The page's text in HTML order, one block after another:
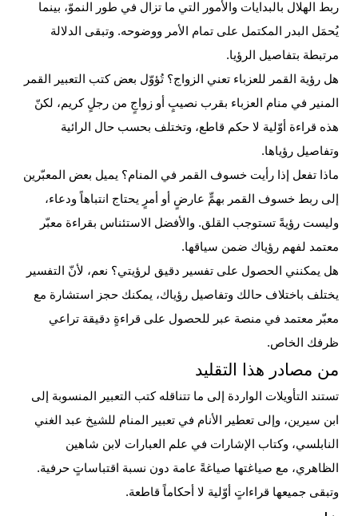
ربط الهلال بالبدايات والأمور التي ما تزال في طور النموّ، بينما
يُحمَل البدر المكتمل على تمام الأمر ووضوحه. وتبقى الدلالة
مرتبطة بتفاصيل الرؤيا.
هل رؤية القمر للعزباء تعني الزواج؟ تُؤوّل بعض كتب التعبير القمر
المنير في منام العزباء بقرب نصيبٍ أو زواجٍ من رجلٍ كريم، لكنّ
هذه قراءة أوّلية لا حكم قاطع، وتختلف بحسب حال الرائية
وتفاصيل رؤياها.
ماذا تفعل إذا رأيت خسوف القمر في المنام؟ يميل بعض المعبّرين
إلى ربط خسوف القمر بهمٍّ عارضٍ أو أمرٍ يحتاج انتباهاً ودعاء،
وليست رؤيةً تستوجب القلق. والأفضل الاستئناس بقراءة معبّر
معتمد لفهم رؤياك ضمن سياقها.
هل يمكنني الحصول على تفسير دقيق لرؤيتي؟ نعم، لأنّ التفسير
يختلف باختلاف حالك وتفاصيل رؤياك، يمكنك حجز استشارة مع
معبّر معتمد في منصة عبر للحصول على قراءةٍ دقيقة تراعي
ظرفك الخاص.
من مصادر هذا التقليد
تستند التأويلات الواردة إلى ما تتناقله كتب التعبير المنسوبة إلى
ابن سيرين، وإلى تعطير الأنام في تعبير المنام للشيخ عبد الغني
النابلسي، وكتاب الإشارات في علم العبارات لابن شاهين
الظاهري، مع صياغتها صياغةً عامة دون نسبة اقتباساتٍ حرفية.
وتبقى جميعها قراءاتٍ أوّلية لا أحكاماً قاطعة.